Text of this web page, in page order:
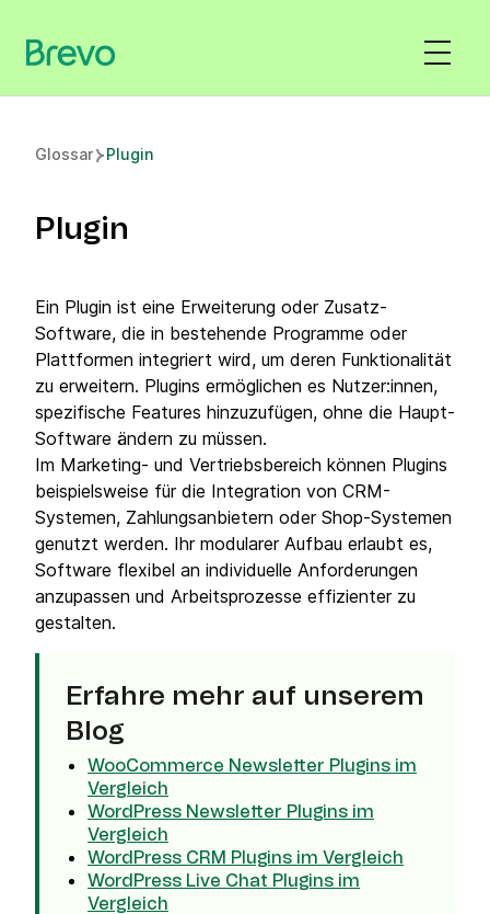
Glossar Plugin
Plugin
Ein Plugin ist eine Erweiterung oder Zusatz-
Software, die in bestehende Programme oder
Plattformen integriert wird, um deren Funktionalität
zu erweitern. Plugins ermöglichen es Nutzer:innen,
spezifische Features hinzuzufügen, ohne die Haupt-
Software ändern zu müssen.
Im Marketing- und Vertriebsbereich können Plugins
beispielsweise für die Integration von CRM-
Systemen, Zahlungsanbietern oder Shop-Systemen
genutzt werden. Ihr modularer Aufbau erlaubt es,
Software flexibel an individuelle Anforderungen
anzupassen und Arbeitsprozesse effizienter zu
gestalten.
Erfahre mehr auf unserem
Blog
WooCommerce Newsletter Plugins im
Vergleich
WordPress Newsletter Plugins im
Vergleich
WordPress CRM Plugins im Vergleich
WordPress Live Chat Plugins im
Vergleich